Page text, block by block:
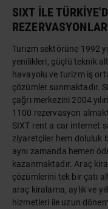
SIXT İLE
Turizm sektörüne 1992
yenilikleri, güçlü teknik
havayolu ve turizm iş
çözümler sunmaktadır.
çağrı merkezini 2004
1100 rezervasyon
SIXT rent a car internet
ziyaretçiler hem doluluk
aynı zamanda hemen
kazanmaktadır. Araç
çözümlerini tek bir çatı
araç kiralama, aylık ve
hizmetleri ile uzun